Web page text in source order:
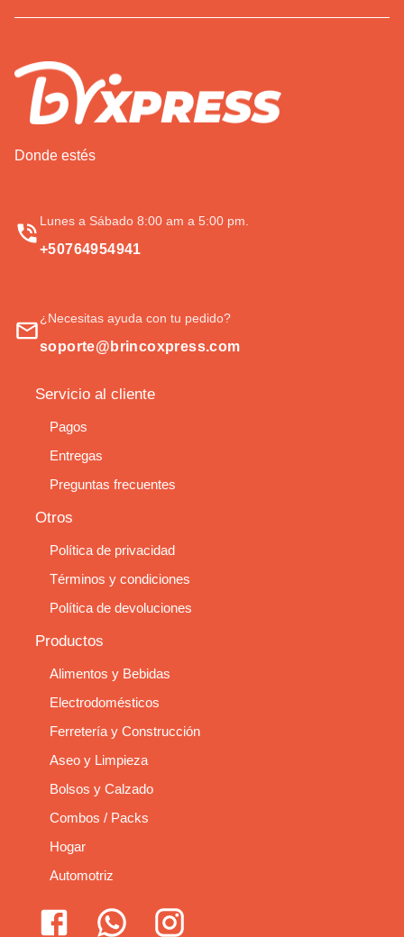
Donde estés
Lunes a Sábado 8:00 am a 5:00 pm.
+50764954941
¿Necesitas ayuda con tu pedido?
soporte@brincoxpress.com
Servicio al cliente
Pagos
Entregas
Preguntas frecuentes
Otros
Política de privacidad
Términos y condiciones
Política de devoluciones
Productos
Alimentos y Bebidas
Electrodomésticos
Ferretería y Construcción
Aseo y Limpieza
Bolsos y Calzado
Combos / Packs
Hogar
Automotriz